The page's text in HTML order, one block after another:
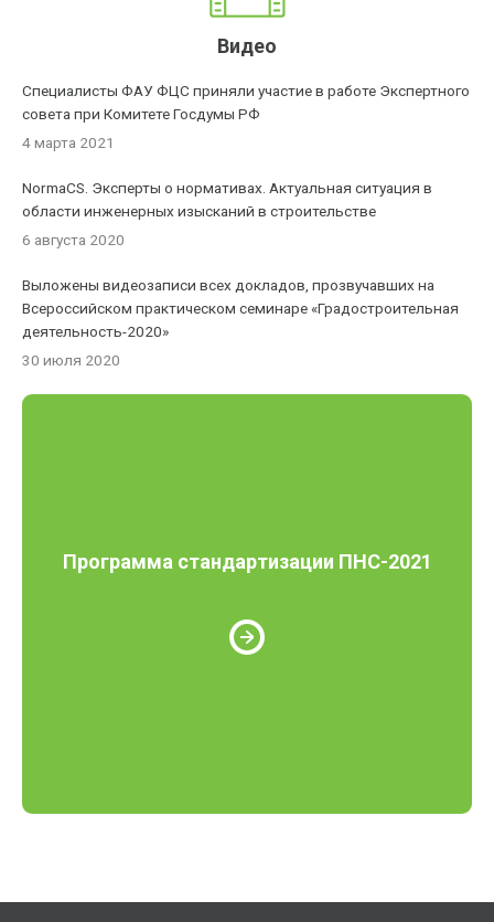
Видео
Специалисты ФАУ ФЦС приняли участие в работе Экспертного
совета при Комитете Госдумы РФ
4 марта 2021
NormaCS. Эксперты о нормативах. Актуальная ситуация в
области инженерных изысканий в строительстве
6 августа 2020
Выложены видеозаписи всех докладов, прозвучавших на
Всероссийском практическом семинаре «Градостроительная
деятельность-2020»
30 июля 2020
Программа стандартизации ПНС-2021